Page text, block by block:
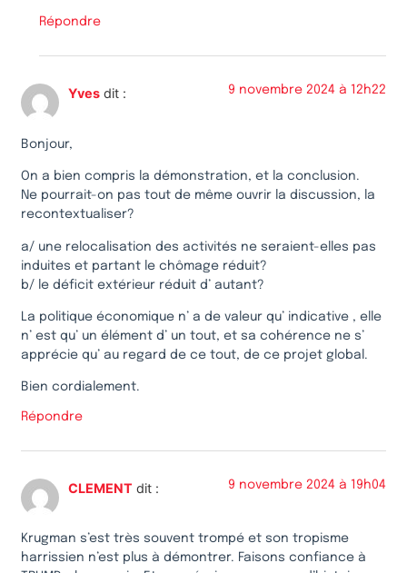
Répondre
Yves dit : 9 novembre 2024 à 12h22
Bonjour,
On a bien compris la démonstration, et la conclusion.
Ne pourrait-on pas tout de même ouvrir la discussion, la
recontextualiser?
a/ une relocalisation des activités ne seraient-elles pas
induites et partant le chômage réduit?
b/ le déficit extérieur réduit d’ autant?
La politique économique n’ a de valeur qu’ indicative , elle
n’ est qu’ un élément d’ un tout, et sa cohérence ne s’
apprécie qu’ au regard de ce tout, de ce projet global.
Bien cordialement.
Répondre
CLEMENT dit : 9 novembre 2024 à 19h04
Krugman s’est très souvent trompé et son tropisme
harrissien n’est plus à démontrer. Faisons confiance à